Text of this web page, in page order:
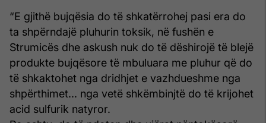
“E gjithë bujqësia do të shkatërrohej pasi era do
ta shpërndajë pluhurin toksik, në fushën e
Strumicës dhe askush nuk do të dëshirojë të blejë
produkte bujqësore të mbuluara me pluhur që do
të shkaktohet nga dridhjet e vazhdueshme nga
shpërthimet... nga vetë shkëmbinjtë do të krijohet
acid sulfurik natyror.